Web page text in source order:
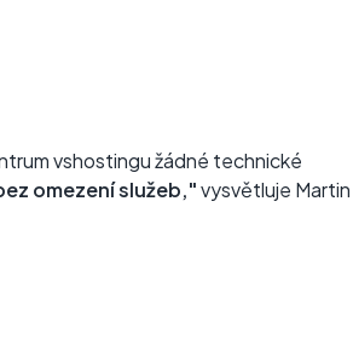
vshostingu žádné technické
omezení služeb,"vysvětluje Martin